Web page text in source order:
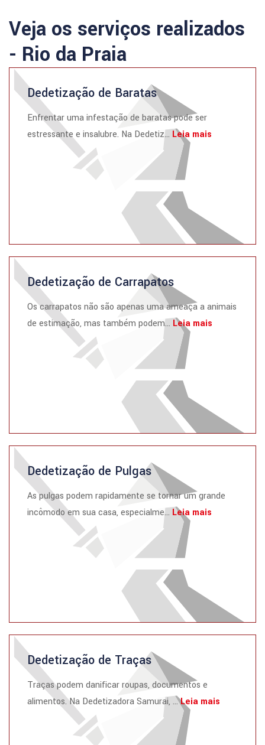
Veja os serviços realizados
- Rio da Praia
Dedetização de Baratas
Enfrentar uma infestação de baratas pode ser
estressante e insalubre. Na Dedetiz... Leia mais
Dedetização de Carrapatos
Os carrapatos não são apenas uma ameaça a animais
de estimação, mas também podem... Leia mais
Dedetização de Pulgas
As pulgas podem rapidamente se tornar um grande
incômodo em sua casa, especialme... Leia mais
Dedetização de Traças
Traças podem danificar roupas, documentos e
alimentos. Na Dedetizadora Samurai, ...Leia mais